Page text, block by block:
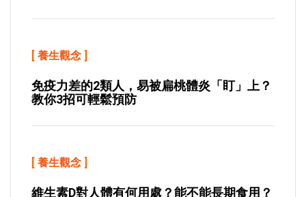
[ 養生觀念 ]
免疫力差的2類人，易被扁桃體炎「盯」上？
教你3招可輕鬆預防
[ 養生觀念 ]
維生素D對人體有何用處？能不能長期食用？